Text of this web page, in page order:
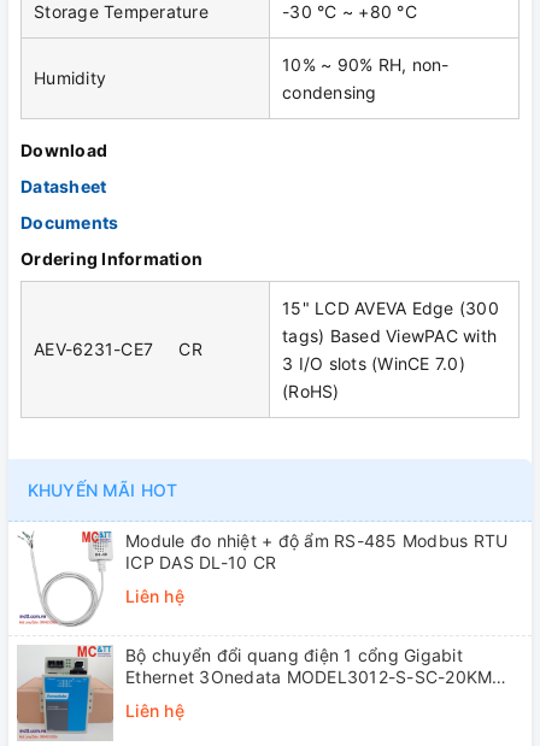
Storage Temperature -30 °C ~ +80 °C
Humidity
10% ~ 90% RH, non-
condensing
Download
Datasheet
Documents
Ordering Information
AEV-6231-CE7 CR
15" LCD AVEVA Edge (300
tags) Based ViewPAC with
3 I/O slots (WinCE 7.0)
(RoHS)
KHUYẾN MÃI HOT
Module đo nhiệt + độ ẩm RS-485 Modbus RTU
ICP DAS DL-10 CR
Liên hệ
Bộ chuyển đổi quang điện 1 cổng Gigabit
Ethernet 3Onedata MODEL3012-S-SC-20KM
Liên hệ